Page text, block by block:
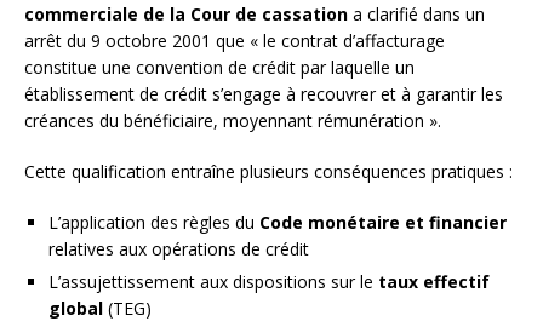
commerciale de la Cour de cassation a clarifié dans un
arrêt du 9 octobre 2001 que « le contrat d’affacturage
constitue une convention de crédit par laquelle un
établissement de crédit s’engage à recouvrer et à garantir les
créances du bénéficiaire, moyennant rémunération ».
Cette qualification entraîne plusieurs conséquences pratiques :
L’application des règles du Code monétaire et financier
relatives aux opérations de crédit
L’assujettissement aux dispositions sur le taux effectif
global (TEG)